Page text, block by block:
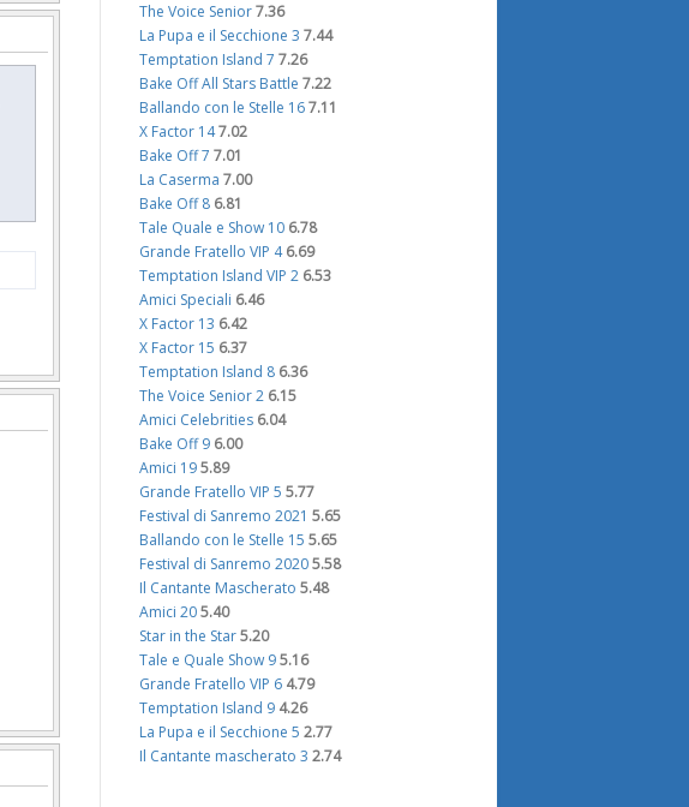
The Voice Senior 7.36
La Pupa e il Secchione 3 7.44
Temptation Island 7 7.26
Bake Off All Stars Battle 7.22
Ballando con le Stelle 16 7.11
X Factor 147.02
Bake Off 7 7.01
La Caserma 7.00
Bake Off 8 6.81
Tale Quale e Show 10 6.78
Grande Fratello VIP 4 6.69
Temptation Island VIP 2 6.53
Amici Speciali 6.46
X Factor 13 6.42
X Factor 15 6.37
Temptation Island 8 6.36
The Voice Senior 2 6.15
Amici Celebrities 6.04
Bake Off 9 6.00
Amici 19 5.89
Grande Fratello VIP 5 5.77
Festival di Sanremo 2021 5.65
Ballando con le Stelle 15 5.65
Festival di Sanremo 2020 5.58
Il Cantante Mascherato 5.48
Amici 20 5.40
Star in the Star 5.20
Tale e Quale Show 9 5.16
Grande Fratello VIP 6 4.79
Temptation Island 9 4.26
La Pupa e il Secchione 5 2.77
Il Cantante mascherato 3 2.74